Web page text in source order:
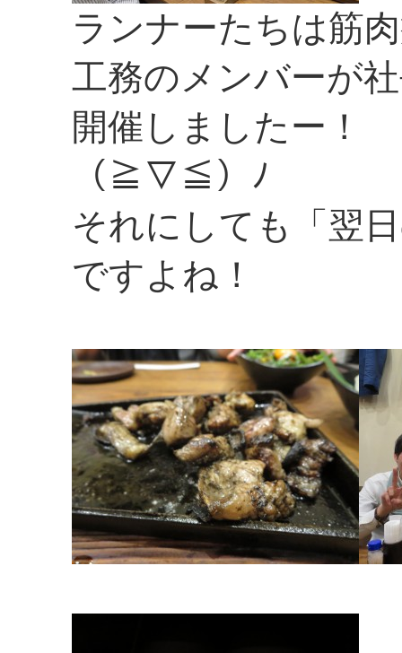
ランナーたちは筋
工務のメンバーが
開催しましたー！
（≧▽≦）ﾉ
それにしても「翌
ですよね！